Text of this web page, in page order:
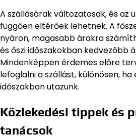
A szállásárak változatosak, és az
függően eltérőek lehetnek. A
nyáron, magasabb árakra
és őszi időszakokban kedvezőbb
Mindenképpen érdemes előre
lefoglalni a szállást, különösen, ha
időszakban utazunk.
Közlekedési tippek és
tanácsok